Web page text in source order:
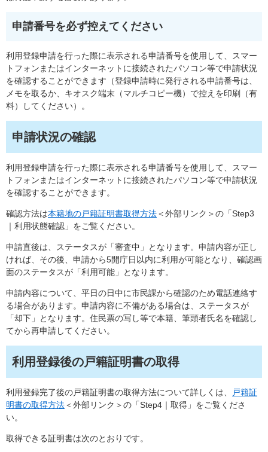
申請番号を必ず控えてください
利用登録申請を行った際に表示される申請番号を使用して、スマー
トフォンまたはインターネットに接続されたパソコン等で申請状況
を確認することができます（登録申請時に発行される申請番号は、
メモを取るか、キオスク端末（マルチコピー機）で控えを印刷（有
料）してください）。
申請状況の確認
利用登録申請を行った際に表示される申請番号を使用して、スマー
トフォンまたはインターネットに接続されたパソコン等で申請状況
を確認することができます。
確認方法は本籍地の戸籍証明書取得方法＜外部リンク＞の「Step3
｜利用状態確認」をご覧ください。
申請直後は、ステータスが「審査中」となります。申請内容が正し
ければ、その後、申請から5開庁日以内に利用が可能となり、確認画
面のステータスが「利用可能」となります。
申請内容について、平日の日中に市民課から確認のため電話連絡す
る場合があります。申請内容に不備がある場合は、ステータスが
「却下」となります。住民票の写し等で本籍、筆頭者氏名を確認し
てから再申請してください。
利用登録後の戸籍証明書の取得
利用登録完了後の戸籍証明書の取得方法について詳しくは、
戸籍証
明書の取得方法＜外部リンク＞の「Step4｜取得」​をご覧くださ
い。
取得できる証明書は次のとおりです。